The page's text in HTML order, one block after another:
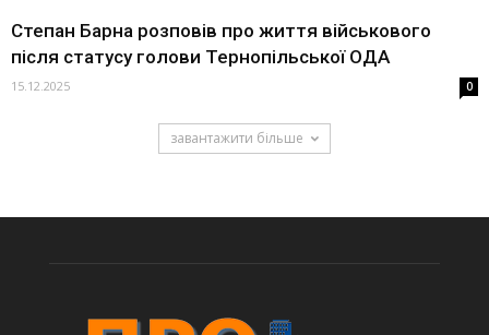
Степан Барна розповів про життя військового
після статусу голови Тернопільської ОДА
15.12.2025 0
завантажити більше